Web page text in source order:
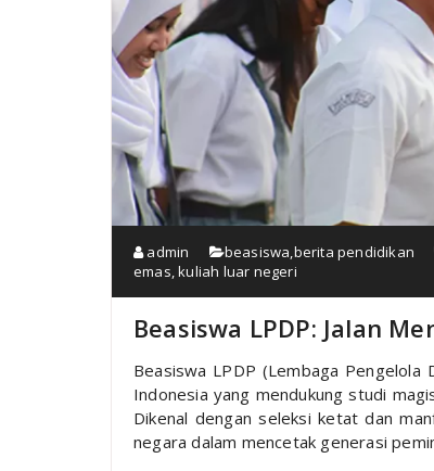
admin beasiswa,berita pendidikan
emas,kuliah luar negeri
Beasiswa LPDP: Jalan
Beasiswa LPDP (Lembaga
Indonesia yang mendukung studi
Dikenal dengan seleksi ketat dan
negara dalam mencetak generasi